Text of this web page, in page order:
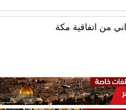
من اتفاقية مكة